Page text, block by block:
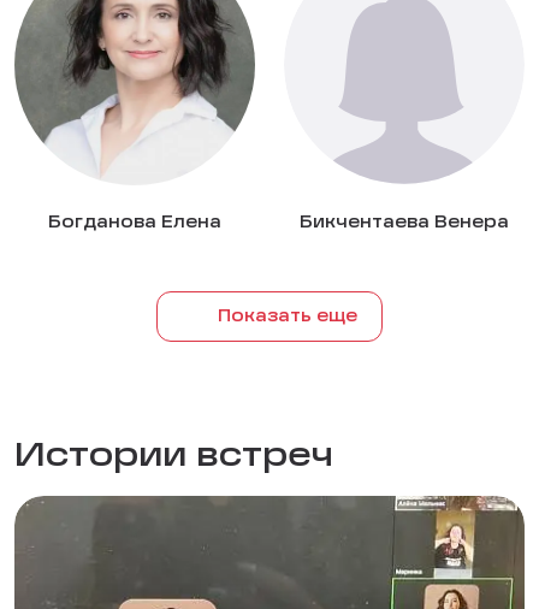
Богданова Елена Бикчентаева Венера
Показать еще
Истории встреч